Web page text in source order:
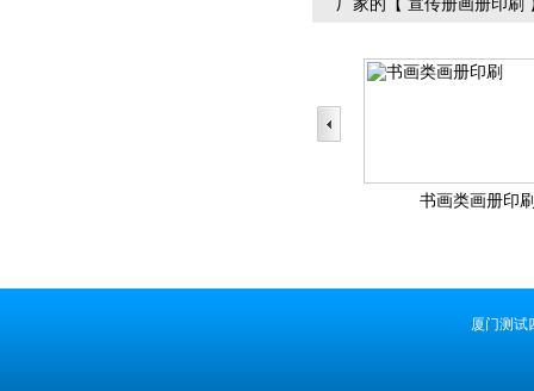
厂家的【 宣传册画册印刷
书画类画册印
厦门测试